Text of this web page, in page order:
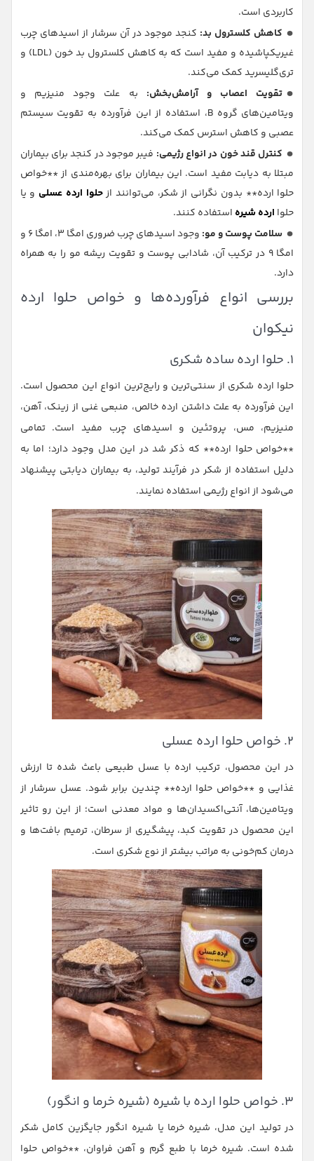
کاربردی است.
کاهش کلسترول بد: کنجد موجود در آن سرشار از اسیدهای چرب
غیریکپاشیده و مفید است که به کاهش کلسترول بد خون (LDL) و
تری‌گلیسرید کمک می‌کند.
تقویت اعصاب و آرامش‌بخش: به علت وجود منیزیم و
ویتامین‌های گروه B، استفاده از این فرآورده به تقویت سیستم
عصبی و کاهش استرس کمک می‌کند.
کنترل قند خون در انواع رژیمی: فیبر موجود در کنجد برای بیماران
مبتلا به دیابت مفید است. این بیماران برای بهره‌مندی از **خواص
حلوا ارده** بدون نگرانی از شکر، می‌توانند ازحلوا ارده عسلی و یا
حلوا ارده شیره استفاده کنند.
سلامت پوست و مو:
وجود اسیدهای چرب ضروری امگا ۳، امگا ۶ و
امگا ۹ در ترکیب آن، شادابی پوست و تقویت ریشه مو را به همراه
دارد.
بررسی انواع فرآورده‌ها و خواص حلوا ارده
نیکوان
۱. حلوا ارده ساده شکری
حلوا ارده شکری از سنتی‌ترین و رایج‌ترین انواع این محصول است.
این فرآورده به علت داشتن ارده خالص، منبعی غنی از زینک، آهن،
منیزیم، مس، پروتئین و اسیدهای چرب مفید است. تمامی
**خواص حلوا ارده** که ذکر شد در این مدل وجود دارد؛ اما به
دلیل استفاده از شکر در فرآیند تولید، به بیماران دیابتی پیشنهاد
می‌شود از انواع رژیمی استفاده نمایند.
۲. خواص حلوا ارده عسلی
در این محصول، ترکیب ارده با عسل طبیعی باعث شده تا ارزش
غذایی و **خواص حلوا ارده** چندین برابر شود. عسل سرشار از
ویتامین‌ها، آنتی‌اکسیدان‌ها و مواد معدنی است؛ از این رو تاثیر
این محصول در تقویت کبد، پیشگیری از سرطان، ترمیم بافت‌ها و
درمان کم‌خونی به مراتب بیشتر از نوع شکری است.
۳. خواص حلوا ارده با شیره (شیره خرما و انگور)
در تولید این مدل، شیره خرما یا شیره انگور جایگزین کامل شکر
شده است. شیره خرما با طبع گرم و آهن فراوان، **خواص حلوا